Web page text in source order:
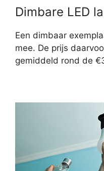
Dimbare LED
Een dimbaar
mee. De prijs
gemiddeld rond de